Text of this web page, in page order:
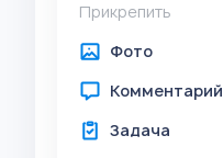
Прикрепить
Фото
Комментарий
Задача